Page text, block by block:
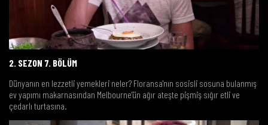
2. SEZON 7. BÖLÜM
Dünyanın en lezzetli yemekleri neler? Floransa'nın sosisli sosuna bulanmış
ev yapımı makarnasından Melbourne'ün ağır ateşte pişmiş sığır etli ve
çedarlı turtasına.